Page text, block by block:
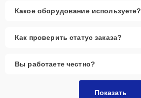
Какое оборудование используете?
Как проверить статус заказа?
Вы работаете честно?
Показать